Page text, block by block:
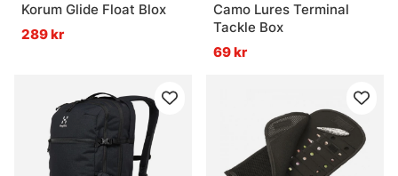
Korum Glide Float Blox
289 kr
Camo Lures Terminal
Tackle Box
69 kr